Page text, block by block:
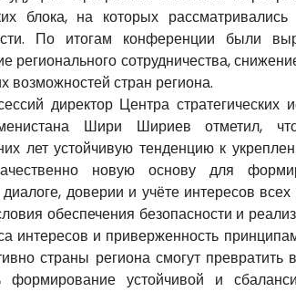
блока, на которых рассматривались
По итогам конференции были
сотрудничества,
стран региона.
директор Центра стратегических
Шири Шириев отметил,
лет устойчивую тенденцию к
новую основу для
доверии и учёте интересов
обеспечения безопасности и
интересов и приверженность
страны региона смогут
устойчивой и